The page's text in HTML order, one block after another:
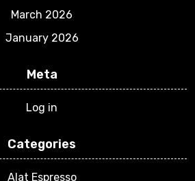
March 2026
January 2026
Meta
Log in
Categories
Alat Espresso